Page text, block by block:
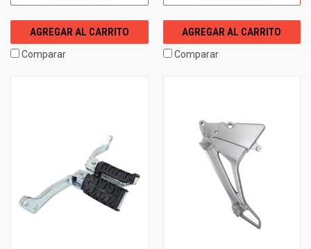
AGREGAR AL CARRITO
Comparar
AGREGAR AL CARRITO
Comparar